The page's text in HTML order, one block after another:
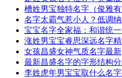
槽姓男宝独特名字（俊雅有
名字太霸气惹小人？低调
宝宝名字全家福：和谐统
涨姓男宝宝睿思深远名字
女孩昌盛女神气质名字最新
最新昌盛名字的字形结构
李姓虎年男宝宝取什么名